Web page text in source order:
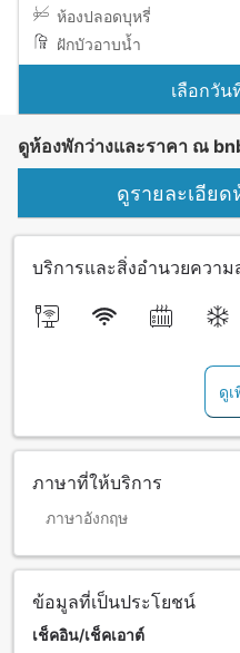
ห้องปลอดบุหรี่
ฝักบัวอาบน้ำ
เลือกวัน
ดูห้องพักว่างและราคา ณ
ดูรายละเอีย
บริการและสิ่งอำนวยควา
ดูเ
ภาษาที่ให้บริการ
ภาษาอังกฤษ
ข้อมูลที่เป็นประโยชน์
เช็คอิน/เช็คเอาต์